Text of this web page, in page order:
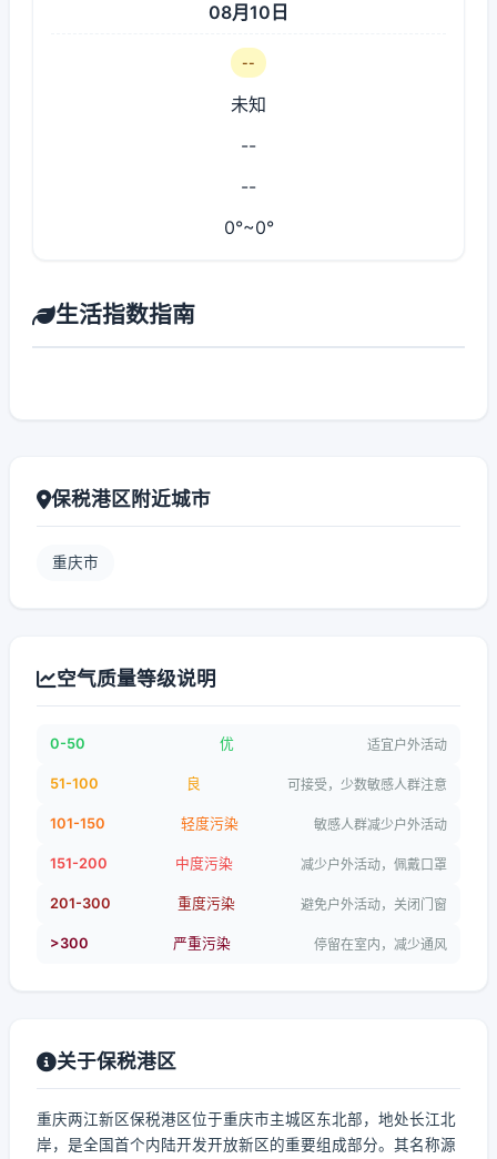
08月10日
--
未知
--
--
0°~0°
生活指数指南
保税港区附近城市
重庆市
空气质量等级说明
0-50 优 适宜户外活动
51-100 良 可接受，少数敏感人群注意
101-150 轻度污染 敏感人群减少户外活动
151-200 中度污染 减少户外活动，佩戴口罩
201-300 重度污染 避免户外活动，关闭门窗
>300 严重污染 停留在室内，减少通风
关于保税港区
重庆两江新区保税港区位于重庆市主城区东北部，地处长江北
岸，是全国首个内陆开发开放新区的重要组成部分。其名称源